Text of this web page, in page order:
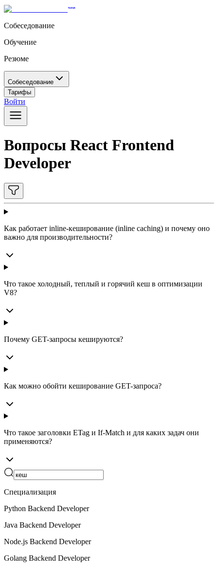
Собеседование
Обучение
Резюме
Собеседование
Тарифы
Войти
Вопросы React Frontend
Developer
Как работает inline-кеширование (inline caching) и почему оно
важно для производительности?
Что такое холодный, теплый и горячий кеш в оптимизации
V8?
Почему GET-запросы кешируются?
Как можно обойти кеширование GET-запроса?
Что такое заголовки ETag и If-Match и для каких задач они
применяются?
Специализация
Python Backend Developer
Java Backend Developer
Node.js Backend Developer
Golang Backend Developer